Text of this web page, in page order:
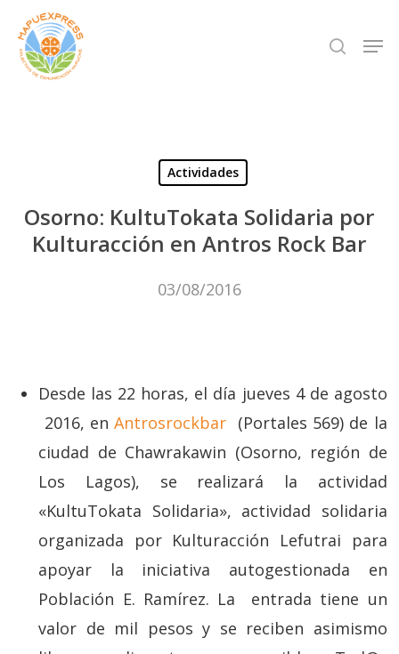
Skip
main
search
Actividades
Osorno: KultuTokata Solidaria por
Kulturacción en Antros Rock Bar
03/08/2016
Desde las 22 horas, el día jueves 4 de agosto
2016, enAntrosrockbar (Portales 569) de la
ciudad de Chawrakawin (Osorno, región de
Los Lagos), se realizará la actividad
«KultuTokata Solidaria», actividad solidaria
organizada por Kulturacción Lefutrai para
apoyar la iniciativa autogestionada en
Población E. Ramírez. La entrada tiene un
valor de mil pesos y se reciben asimismo
Close